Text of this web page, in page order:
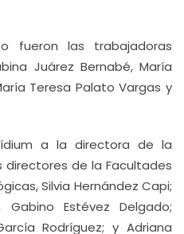
fueron las trabajadoras
Juárez Bernabé, María
Teresa Palato Vargas y
a la directora de la
directores de la Facultades
Silvia Hernández Capi;
Gabino Estévez Delgado;
Rodríguez; y Adriana